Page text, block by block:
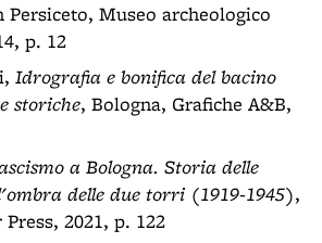
Persiceto, Museo archeologico
p. 12
Idrografia e bonifica del bacino
storiche, Bologna, Grafiche A&B,
a Bologna. Storia delle
delle due torri (1919-1945),
2021, p. 122